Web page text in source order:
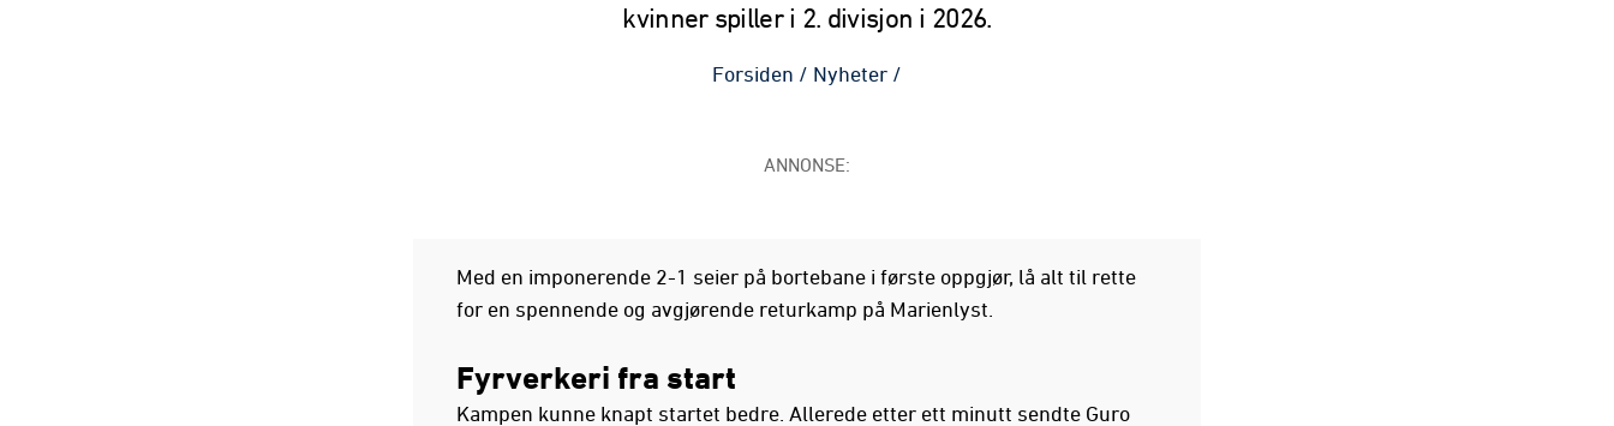
kvinner spiller i 2. divisjon i 2026.
Forsiden / Nyheter /
ANNONSE:
Med en imponerende 2-1 seier på bortebane i første oppgjør, lå alt til rette
for en spennende og avgjørende returkamp på Marienlyst.
Fyrverkeri fra start
Kampen kunne knapt startet bedre. Allerede etter ett minutt sendte Guro